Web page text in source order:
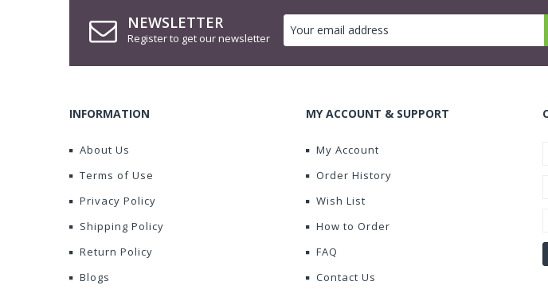
NEWSLETTER
Register to get our newsletter
INFORMATION
About Us
Terms of Use
Privacy Policy
Shipping Policy
Return Policy
Blogs
MY ACCOUNT & SUPPORT
My Account
Order History
Wish List
How to Order
FAQ
Contact Us